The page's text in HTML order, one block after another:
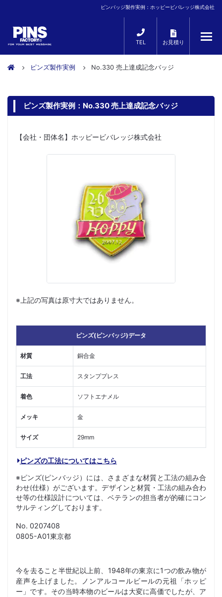
ピンバッジ製作実例：ホッピービバレッジ株式会社
TEL お見積り
ピンズ製作実例 No.330 売上達成記念バッジ
ピンズ製作実例：No.330 売上達成記念バッジ
【会社・団体名】ホッピービバレッジ株式会社
※上記の写真は原寸大ではありません。
ピンズ(ピンバッジ)データ
材質 銅合金
工法 スタンププレス
着色 ソフトエナメル
メッキ 金
サイズ 29mm
ピンズの工法についてはこちら
※ピンズ(ピンバッジ）には、さまざまな材質と工法の組み合
わせ(仕様）がございます。デザインと材質・工法の組み合わ
せ等の仕様設計については、ベテランの担当者が的確にコン
サルティングしております。
No. 0207408
0805-A01東京都
今を去ること半世紀以上前、1948年の東京に1つの飲み物が
産声を上げました。ノンアルコールビールの元祖「ホッピ
ー」です。その当時本物のビールは大変に高価でしたが、ア